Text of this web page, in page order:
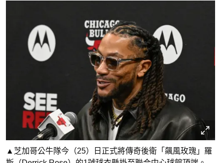
▲芝加哥公牛隊今（25）日正式將傳奇後衛「飆風玫瑰」羅